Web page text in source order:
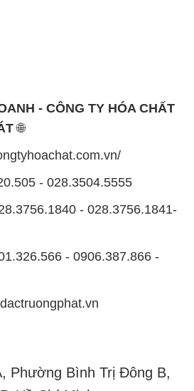
- CÔNG TY HÓA CHẤT
- 028.3756.1841-
Phường Bình Trị Đông B,
Hồ Chí Minh
HÓA CHẤT ĐẮC TRƯỜNG